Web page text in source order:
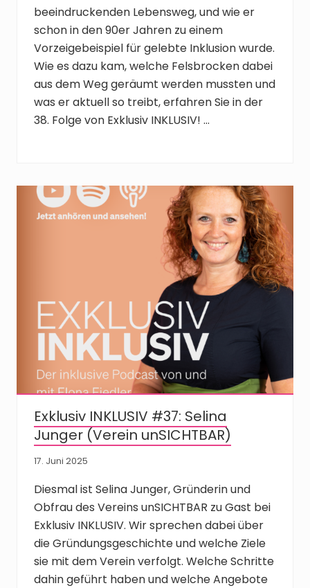
beeindruckenden Lebensweg, und wie er
schon in den 90er Jahren zu einem
Vorzeigebeispiel für gelebte Inklusion wurde.
Wie es dazu kam, welche Felsbrocken dabei
aus dem Weg geräumt werden mussten und
was er aktuell so treibt, erfahren Sie in der
38. Folge von Exklusiv INKLUSIV! …
Exklusiv INKLUSIV #37: Selina
Junger (Verein unSICHTBAR)
17. Juni 2025
Diesmal ist Selina Junger, Gründerin und
Obfrau des Vereins unSICHTBAR zu Gast bei
Exklusiv INKLUSIV. Wir sprechen dabei über
die Gründungsgeschichte und welche Ziele
sie mit dem Verein verfolgt. Welche Schritte
dahin geführt haben und welche Angebote